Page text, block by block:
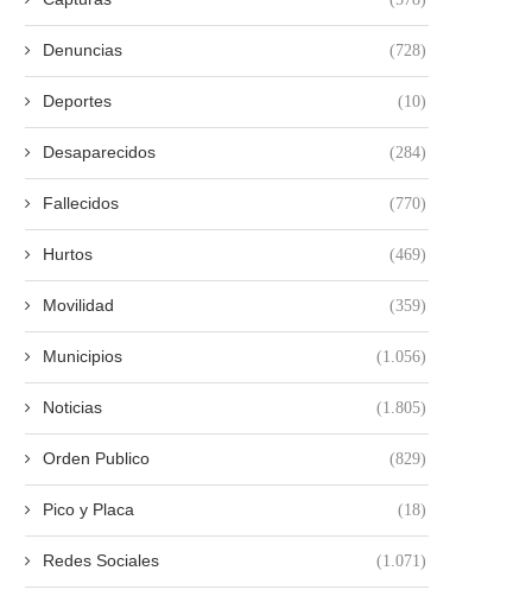
Denuncias (728)
Deportes (10)
Desaparecidos (284)
Fallecidos (770)
Hurtos (469)
Movilidad (359)
Municipios (1.056)
Noticias (1.805)
Orden Publico (829)
Pico y Placa (18)
Redes Sociales (1.071)